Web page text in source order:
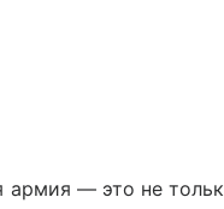
армия — это не